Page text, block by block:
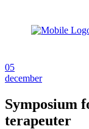
05
december
Symposium
terapeuter